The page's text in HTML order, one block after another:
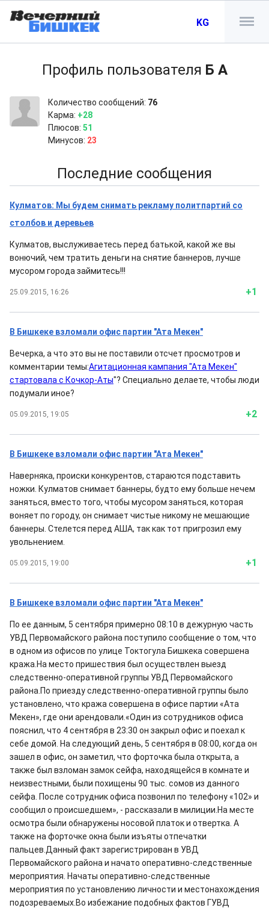
KG
Профиль пользователя Б А
Количество сообщений: 76
Карма: +28
Плюсов: 51
Минусов: 23
Последние сообщения
Кулматов: Мы будем снимать рекламу политпартий со
столбов и деревьев
Кулматов, выслуживаетесь перед батькой, какой же вы
вонючий, чем тратить деньги на снятие баннеров, лучше
мусором города займитесь!!!
25.09.2015, 16:26 +1
В Бишкеке взломали офис партии "Ата Мекен"
Вечерка, а что это вы не поставили отсчет просмотров и
комментарии темы:Агитационная кампания "Ата Мекен"
стартовала с Кочкор-Аты"? Специально делаете, чтобы люди
подумали иное?
05.09.2015, 19:05 +2
В Бишкеке взломали офис партии "Ата Мекен"
Наверняка, происки конкурентов, стараются подставить
ножки. Кулматов снимает баннеры, будто ему больше нечем
заняться, вместо того, чтобы мусором заняться, которая
воняет по городу, он снимает чистые никому не мешающие
баннеры. Стелется перед АША, так как тот пригрозил ему
увольнением.
05.09.2015, 19:00 +1
В Бишкеке взломали офис партии "Ата Мекен"
По ее данным, 5 сентября примерно 08:10 в дежурную часть
УВД Первомайского района поступило сообщение о том, что
в одном из офисов по улице Токтогула Бишкека совершена
кража.На место пришествия был осуществлен выезд
следственно-оперативной группы УВД Первомайского
района.По приезду следственно-оперативной группы было
установлено, что кража совершена в офисе партии «Ата
Мекен», где они арендовали.«Один из сотрудников офиса
пояснил, что 4 сентября в 23:30 он закрыл офис и поехал к
себе домой. На следующий день, 5 сентября в 08:00, когда он
зашел в офис, он заметил, что форточка была открыта, а
также был взломан замок сейфа, находящейся в комнате и
неизвестными, были похищены 90 тыс. сомов из данного
сейфа. После сотрудник офиса позвонил по телефону «102» и
сообщил о происшедшем», - рассказали в милиции.На месте
осмотра были обнаружены носовой платок и отвертка. А
также на форточке окна были изъяты отпечатки
пальцев.Данный факт зарегистрирован в УВД
Первомайского района и начато оперативно-следственные
мероприятия. Начаты оперативно-следственные
мероприятия по установлению личности и местонахождения
подозреваемых.Во избежание подобных фактов ГУВД